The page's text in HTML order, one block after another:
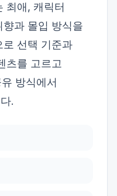
최애, 캐릭터
과 몰입 방식을
로 선택 기준과
츠를 고르고
방식에서
.